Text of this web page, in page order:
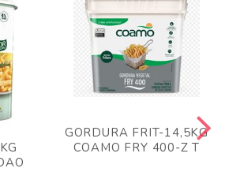
GORDURA FRIT-14,5KG
COAMO FRY 400-Z T